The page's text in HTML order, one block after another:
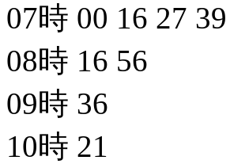
07時 00 16 27 39
08時 16 56
09時 36
10時 21